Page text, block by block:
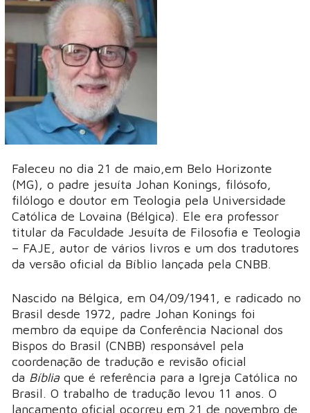
Faleceu no dia 21 de maio,em Belo Horizonte
(MG), o padre jesuíta Johan Konings, filósofo,
filólogo e doutor em Teologia pela Universidade
Católica de Lovaina (Bélgica). Ele era professor
titular da Faculdade Jesuíta de Filosofia e Teologia
– FAJE, autor de vários livros e um dos tradutores
da versão oficial da Bíblio lançada pela CNBB.
Nascido na Bélgica, em 04/09/1941, e radicado no
Brasil desde 1972, padre Johan Konings foi
membro da equipe da Conferência Nacional dos
Bispos do Brasil (CNBB) responsável pela
coordenação de tradução e revisão oficial
da Bíbliaque é referência para a Igreja Católica no
Brasil. O trabalho de tradução levou 11 anos. O
lançamento oficial ocorreu em 21 de novembro de